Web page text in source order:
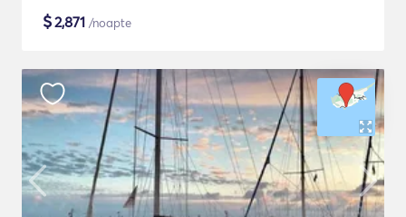
$2,871 /noapte